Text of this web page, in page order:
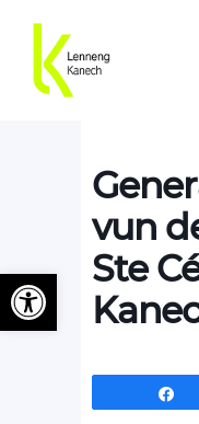
vun
Ste
Ouvrir la barre d’outils